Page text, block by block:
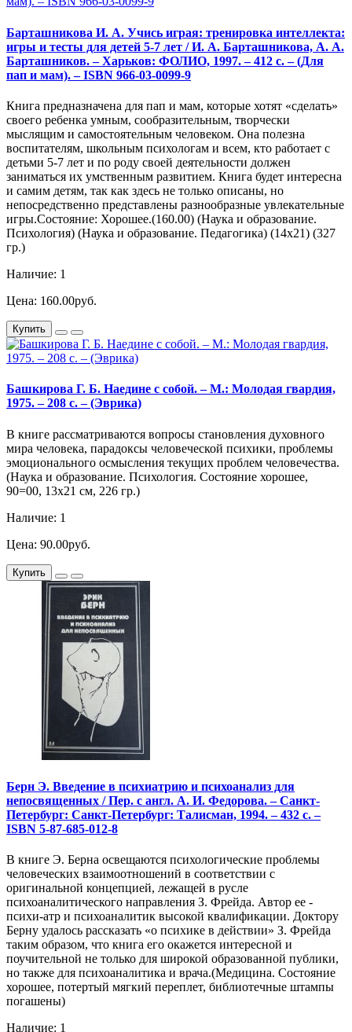
Барташникова И. А. Учись играя: тренировка интеллекта:
игры и тесты для детей 5-7 лет / И. А. Барташникова, А. А.
Барташников. – Харьков: ФОЛИО, 1997. – 412 с. – (Для
пап и мам). – ISBN 966-03-0099-9
Книга предназначена для пап и мам, которые хотят «сделать»
своего ребенка умным, сообразительным, творчески
мыслящим и самостоятельным человеком. Она полезна
воспитателям, школьным психологам и всем, кто работает с
детьми 5-7 лет и по роду своей деятельности должен
заниматься их умственным развитием. Книга будет интересна
и самим детям, так как здесь не только описаны, но
непосредственно представлены разнообразные увлекательные
игры.Состояние: Хорошее.(160.00) (Наука и образование.
Психология) (Наука и образование. Педагогика) (14х21) (327
гр.)
Наличие: 1
Цена: 160.00руб.
Купить
Башкирова Г. Б. Наедине с собой. – М.: Молодая гвардия,
1975. – 208 с. – (Эврика)
В книге рассматриваются вопросы становления духовного
мира человека, парадоксы человеческой психики, проблемы
эмоционального осмысления текущих проблем человечества.
(Наука и образование. Психология. Состояние хорошее,
90=00, 13х21 см, 226 гр.)
Наличие: 1
Цена: 90.00руб.
Купить
Берн Э. Введение в психиатрию и психоанализ для
непосвященных / Пер. с англ. А. И. Федорова. – Санкт-
Петербург: Санкт-Петербург: Талисман, 1994. – 432 с. –
ISBN 5-87-685-012-8
В книге Э. Берна освещаются психологические проблемы
человеческих взаимоотношений в соответствии с
оригинальной концепцией, лежащей в русле
психоаналитического направления З. Фрейда. Автор ее -
психи-атр и психоаналитик высокой квалификации. Доктору
Берну удалось рассказать «о психике в действии» З. Фрейда
таким образом, что книга его окажется интересной и
поучительной не только для широкой образованной публики,
но также для психоаналитика и врача.(Медицина. Состояние
хорошее, потертый мягкий переплет, библиотечные штампы
погашены)
Наличие: 1